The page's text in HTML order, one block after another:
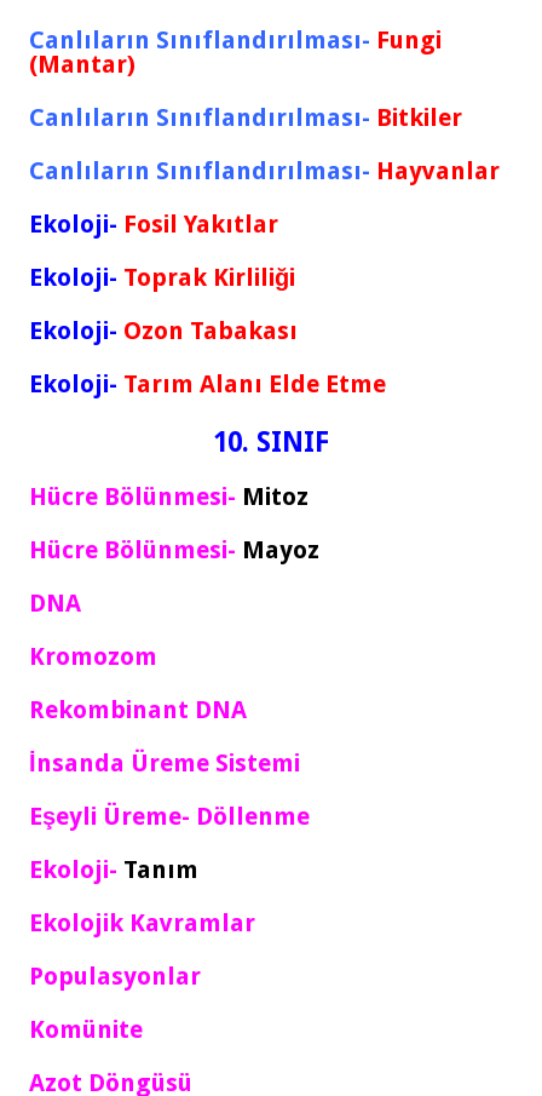
Canlıların Sınıflandırılması- Fungi
(Mantar)
Canlıların Sınıflandırılması- Bitkiler
Canlıların Sınıflandırılması- Hayvanlar
Ekoloji- Fosil Yakıtlar
Ekoloji- Toprak Kirliliği
Ekoloji- Ozon Tabakası
Ekoloji- Tarım Alanı Elde Etme
10. SINIF
Hücre Bölünmesi- Mitoz
Hücre Bölünmesi- Mayoz
DNA
Kromozom
Rekombinant DNA
İnsanda Üreme Sistemi
Eşeyli Üreme- Döllenme
Ekoloji- Tanım
Ekolojik Kavramlar
Populasyonlar
Komünite
Azot Döngüsü